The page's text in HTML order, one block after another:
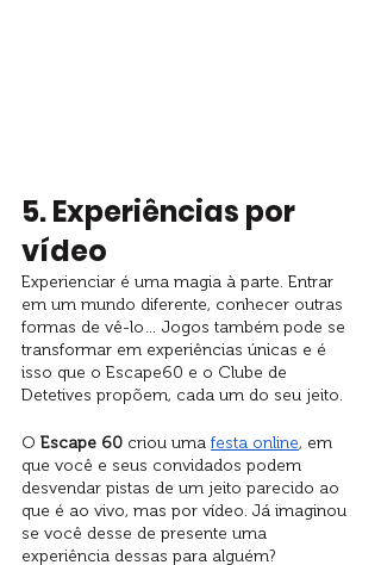
5. Experiências por
vídeo
Experienciar é uma magia à parte. Entrar
em um mundo diferente, conhecer outras
formas de vê-lo… Jogos também pode se
transformar em experiências únicas e é
isso que o Escape60 e o Clube de
Detetives propõem, cada um do seu jeito.
O Escape 60 criou uma festa online, em
que você e seus convidados podem
desvendar pistas de um jeito parecido ao
que é ao vivo, mas por vídeo. Já imaginou
se você desse de presente uma
experiência dessas para alguém?